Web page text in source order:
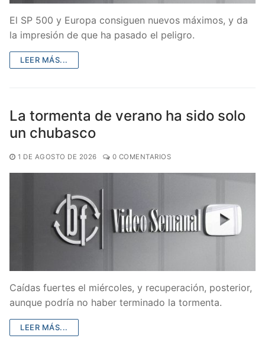
El SP 500 y Europa consiguen nuevos máximos, y da
la impresión de que ha pasado el peligro.
LEER MÁS...
La tormenta de verano ha sido solo
un chubasco
1 DE AGOSTO DE 2026 0 COMENTARIOS
Caídas fuertes el miércoles, y recuperación, posterior,
aunque podría no haber terminado la tormenta.
LEER MÁS...